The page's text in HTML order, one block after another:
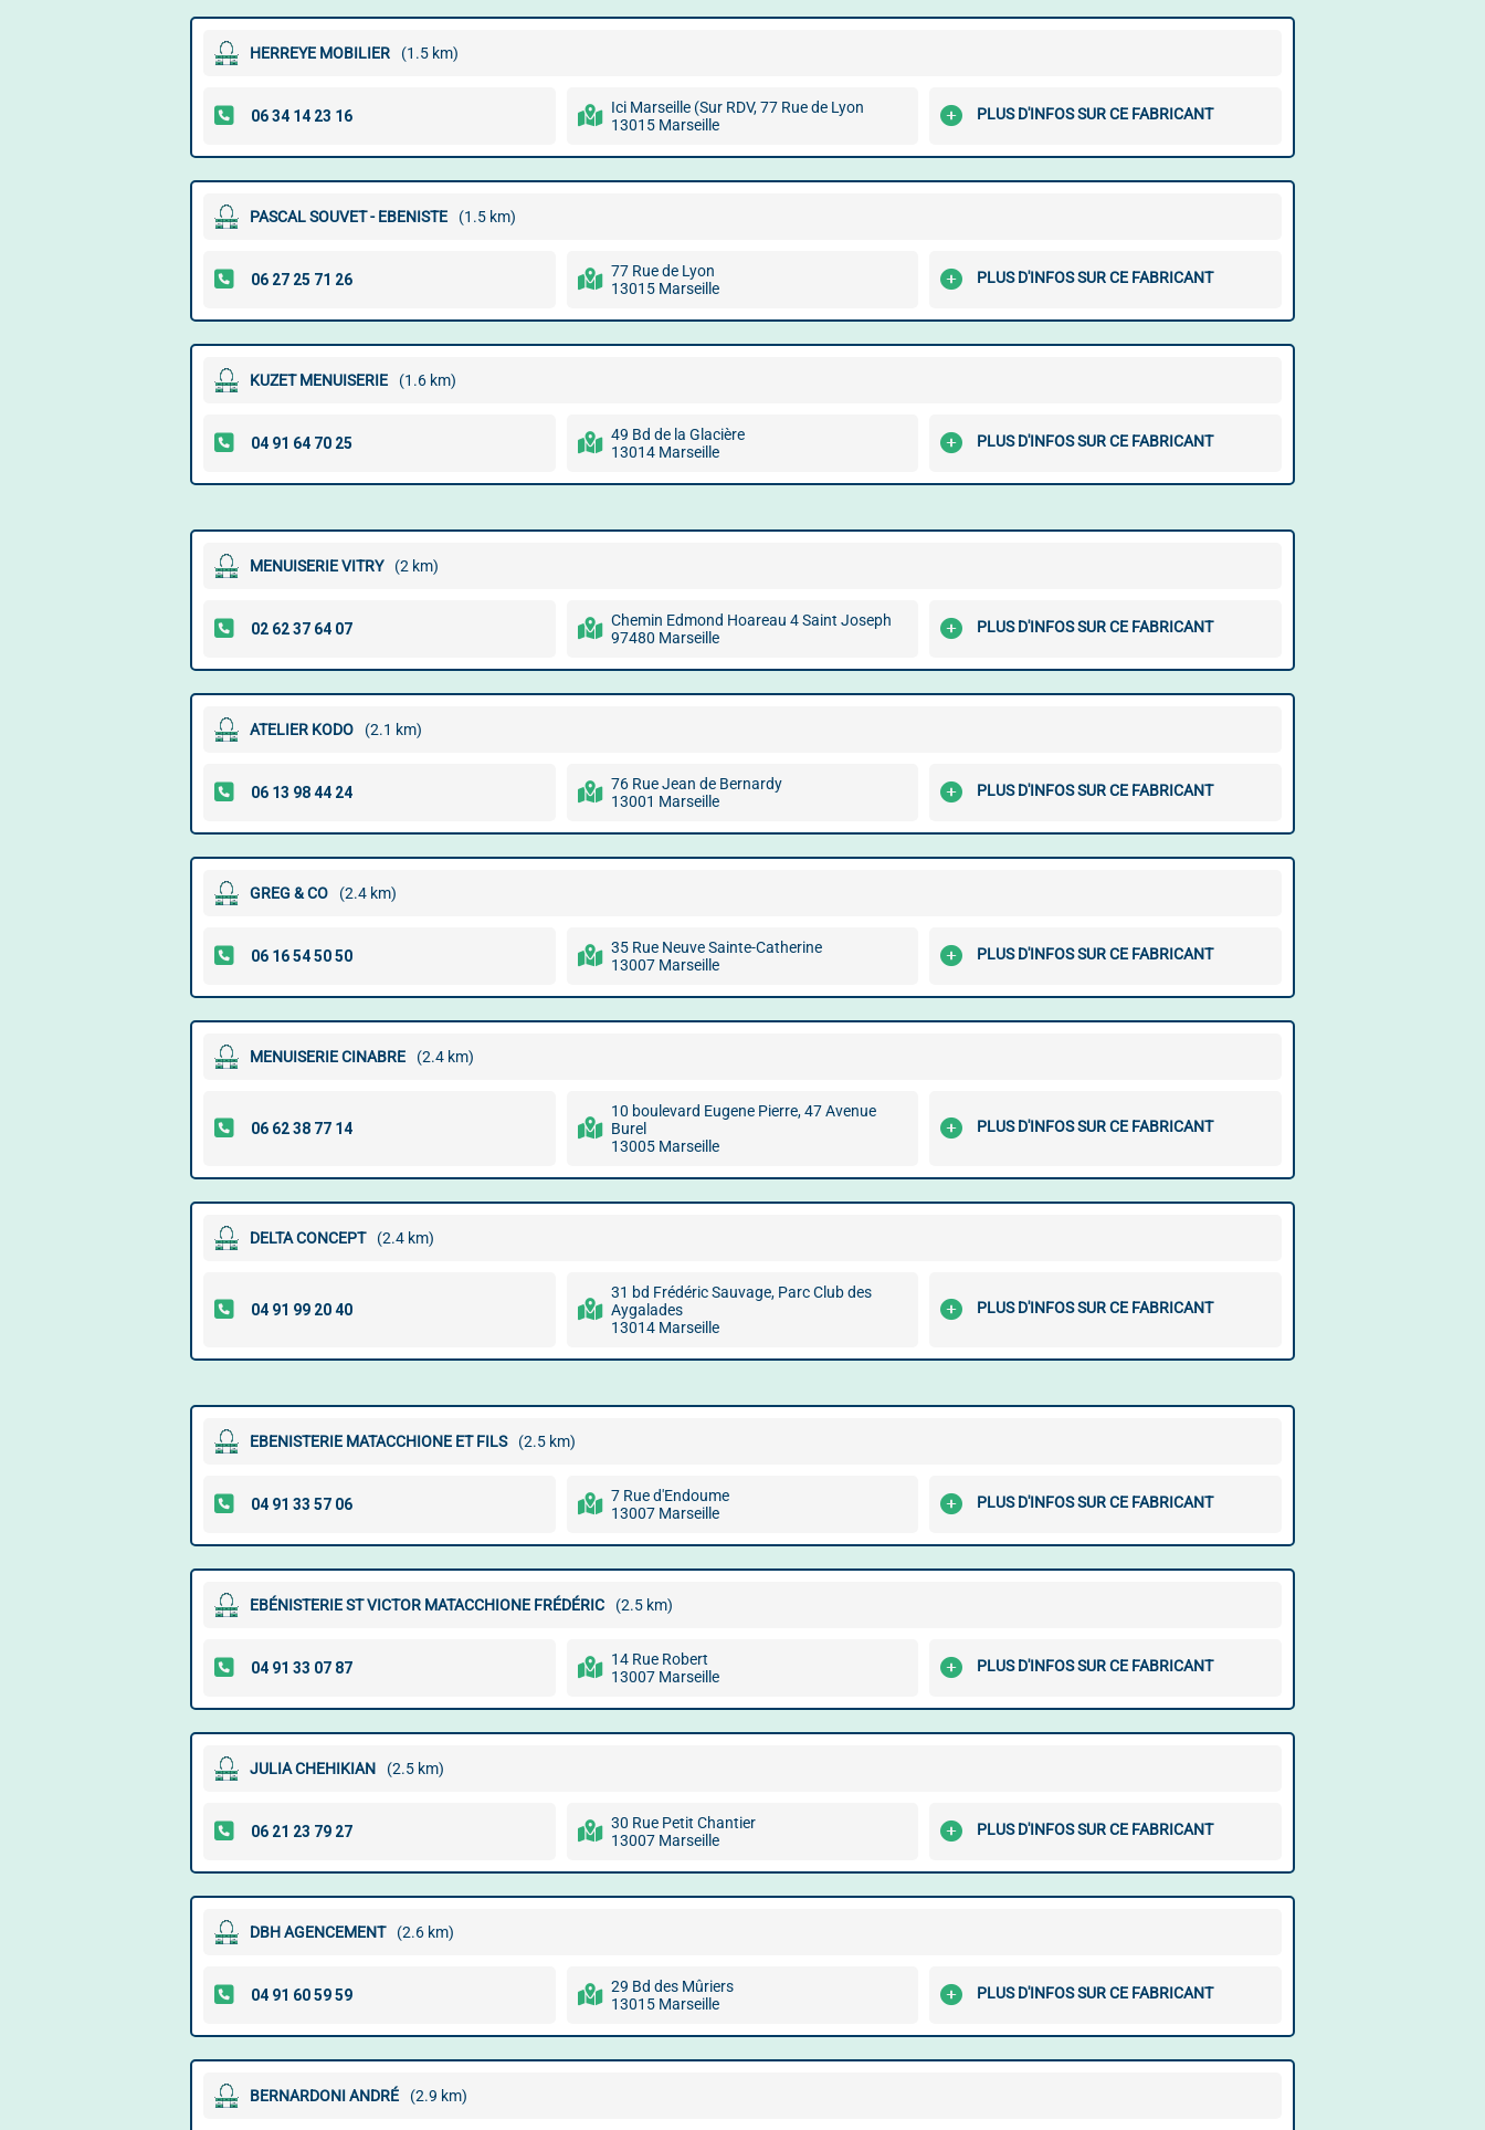
HERREYE MOBILIER (1.5 km)
Ici Marseille (Sur RDV, 77 Rue de Lyon
13015 Marseille
PLUS D'INFOS SUR CE FABRICANT
PASCAL SOUVET - EBENISTE (1.5 km)
77 Rue de Lyon
13015 Marseille
PLUS D'INFOS SUR CE FABRICANT
KUZET MENUISERIE (1.6 km)
49 Bd de la Glacière
13014 Marseille
PLUS D'INFOS SUR CE FABRICANT
MENUISERIE VITRY (2 km)
Chemin Edmond Hoareau 4 Saint Joseph
97480 Marseille
PLUS D'INFOS SUR CE FABRICANT
ATELIER KODO (2.1 km)
76 Rue Jean de Bernardy
13001 Marseille
PLUS D'INFOS SUR CE FABRICANT
GREG & CO (2.4 km)
35 Rue Neuve Sainte-Catherine
13007 Marseille
PLUS D'INFOS SUR CE FABRICANT
MENUISERIE CINABRE (2.4 km)
10 boulevard Eugene Pierre, 47 Avenue
Burel
13005 Marseille
PLUS D'INFOS SUR CE FABRICANT
DELTA CONCEPT (2.4 km)
31 bd Frédéric Sauvage, Parc Club des
Aygalades
13014 Marseille
PLUS D'INFOS SUR CE FABRICANT
EBENISTERIE MATACCHIONE ET FILS (2.5 km)
7 Rue d'Endoume
13007 Marseille
PLUS D'INFOS SUR CE FABRICANT
EBÉNISTERIE ST VICTOR MATACCHIONE FRÉDÉRIC (2.5 km)
14 Rue Robert
13007 Marseille
PLUS D'INFOS SUR CE FABRICANT
JULIA CHEHIKIAN (2.5 km)
30 Rue Petit Chantier
13007 Marseille
PLUS D'INFOS SUR CE FABRICANT
DBH AGENCEMENT (2.6 km)
29 Bd des Mûriers
13015 Marseille
PLUS D'INFOS SUR CE FABRICANT
BERNARDONI ANDRÉ (2.9 km)